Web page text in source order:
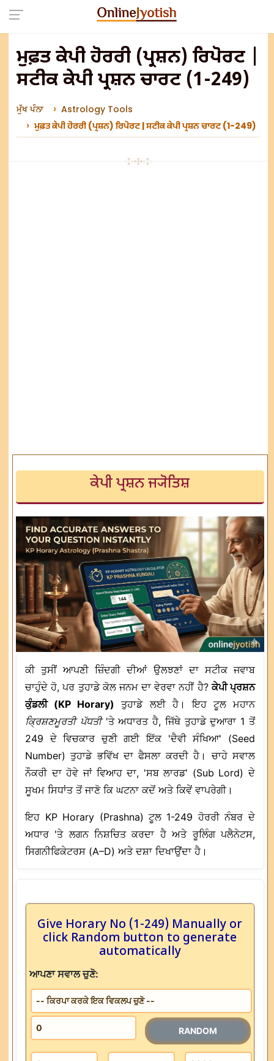
ਮੁਫ਼ਤ ਕੇਪੀ ਹੋਰਰੀ (ਪ੍ਰਸ਼ਨ) ਰਿਪੋਰਟ |
ਸਟੀਕ ਕੇਪੀ ਪ੍ਰਸ਼ਨ ਚਾਰਟ (1-249)
ਮੁੱਖ ਪੰਨਾ
Astrology Tools
ਮੁਫ਼ਤ ਕੇਪੀ ਹੋਰਰੀ (ਪ੍ਰਸ਼ਨ) ਰਿਪੋਰਟ | ਸਟੀਕ ਕੇਪੀ ਪ੍ਰਸ਼ਨ ਚਾਰਟ (1-249)
ਕੇਪੀ ਪ੍ਰਸ਼ਨ ਜ੍ਯੋਤਿਸ਼
ਕੀ ਤੁਸੀਂ ਆਪਣੀ ਜ਼ਿੰਦਗੀ ਦੀਆਂ ਉਲਝਣਾਂ ਦਾ ਸਟੀਕ ਜਵਾਬ
ਚਾਹੁੰਦੇ ਹੋ, ਪਰ ਤੁਹਾਡੇ ਕੋਲ ਜਨਮ ਦਾ ਵੇਰਵਾ ਨਹੀਂ ਹੈ?ਕੇਪੀ ਪ੍ਰਸ਼ਨ
ਕੁੰਡਲੀ (KP Horary)
ਤੁਹਾਡੇ ਲਈ ਹੈ। ਇਹ ਟੂਲ ਮਹਾਨ
ਕ੍ਰਿਸ਼ਣਮੂਰਤੀ ਪੱਧਤੀ'ਤੇ ਅਧਾਰਤ ਹੈ, ਜਿੱਥੇ ਤੁਹਾਡੇ ਦੁਆਰਾ 1 ਤੋਂ
249 ਦੇ ਵਿਚਕਾਰ ਚੁਣੀ ਗਈ ਇੱਕ 'ਦੈਵੀ ਸੰਖਿਆ' (Seed
Number) ਤੁਹਾਡੇ ਭਵਿੱਖ ਦਾ ਫੈਸਲਾ ਕਰਦੀ ਹੈ। ਚਾਹੇ ਸਵਾਲ
ਨੌਕਰੀ ਦਾ ਹੋਵੇ ਜਾਂ ਵਿਆਹ ਦਾ, 'ਸਬ ਲਾਰਡ' (Sub Lord) ਦੇ
ਸੂਖਮ ਸਿਧਾਂਤ ਤੋਂ ਜਾਣੋ ਕਿ ਘਟਨਾ ਕਦੋਂ ਅਤੇ ਕਿਵੇਂ ਵਾਪਰੇਗੀ।
ਇਹ KP Horary (Prashna) ਟੂਲ 1-249 ਹੋਰਰੀ ਨੰਬਰ ਦੇ
ਅਧਾਰ 'ਤੇ ਲਗਨ ਨਿਸ਼ਚਿਤ ਕਰਦਾ ਹੈ ਅਤੇ ਰੂਲਿੰਗ ਪਲੈਨੇਟਸ,
ਸਿਗਨੀਫਿਕੇਟਰਸ (A–D) ਅਤੇ ਦਸ਼ਾ ਦਿਖਾਉਂਦਾ ਹੈ।
Give Horary No (1-249) Manually or
click Random button to generate
automatically
ਆਪਣਾ ਸਵਾਲ ਚੁਣੋ:
RANDOM